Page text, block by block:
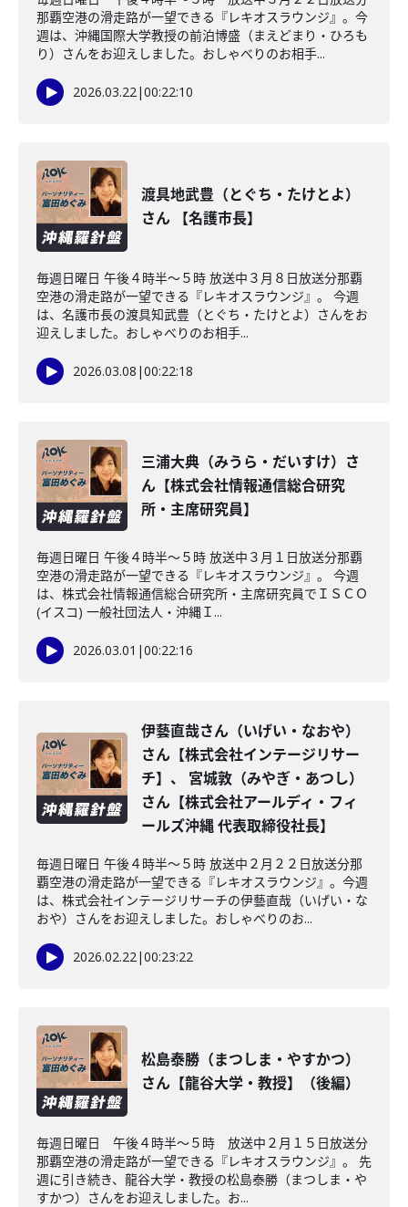
那覇空港の滑走路が一望できる『レキオスラウンジ』。今
週は、沖縄国際大学教授の前泊博盛（まえどまり・ひろも
り）さんをお迎えしました。おしゃべりのお相手...
2026.03.22|00:22:10
渡具地武豊（とぐち・たけとよ）
さん 【名護市長】
毎週日曜日 午後４時半～５時 放送中３月８日放送分那覇
空港の滑走路が一望できる『レキオスラウンジ』。 今週
は、名護市長の渡具知武豊（とぐち・たけとよ）さんをお
迎えしました。おしゃべりのお相手...
2026.03.08 |00:22:18
三浦大典（みうら・だいすけ）さ
ん【株式会社情報通信総合研究
所・主席研究員】
毎週日曜日 午後４時半～５時 放送中３月１日放送分那覇
空港の滑走路が一望できる『レキオスラウンジ』。 今週
は、株式会社情報通信総合研究所・主席研究員でＩＳＣＯ
(イスコ) 一般社団法人・沖縄Ｉ...
2026.03.01 |00:22:16
伊藝直哉さん（いげい・なおや）
さん【株式会社インテージリサー
チ】、 宮城敦（みやぎ・あつし）
さん【株式会社アールディ・フィ
ールズ沖縄 代表取締役社長】
毎週日曜日 午後４時半～５時 放送中２月２２日放送分那
覇空港の滑走路が一望できる『レキオスラウンジ』。今週
は、株式会社インテージリサーチの伊藝直哉（いげい・な
おや）さんをお迎えしました。おしゃべりのお...
2026.02.22|00:23:22
松島泰勝（まつしま・やすかつ）
さん【龍谷大学・教授】（後編）
毎週日曜日 午後４時半～５時 放送中２月１５日放送分
那覇空港の滑走路が一望できる『レキオスラウンジ』。 先
週に引き続き、龍谷大学・教授の松島泰勝（まつしま・や
すかつ）さんをお迎えしました。お...